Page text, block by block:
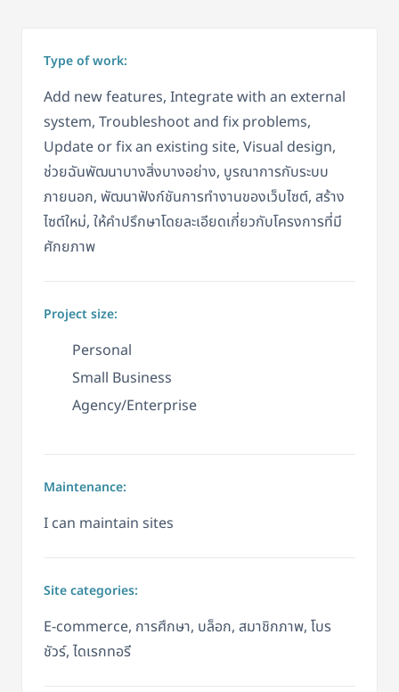
Type of work:
Add new features, Integrate with an external
system, Troubleshoot and fix problems,
Update or fix an existing site, Visual design,
ช่วยฉันพัฒนาบางสิ่งบางอย่าง, บูรณาการกับระบบ
ภายนอก, พัฒนาฟังก์ชันการทำงานของเว็บไซต์, สร้าง
ไซต์ใหม่, ให้คำปรึกษาโดยละเอียดเกี่ยวกับโครงการที่มี
ศักยภาพ
Project size:
Personal
Small Business
Agency/Enterprise
Maintenance:
I can maintain sites
Site categories:
E-commerce, การศึกษา, บล็อก, สมาชิกภาพ, โบร
ชัวร์, ไดเรกทอรี